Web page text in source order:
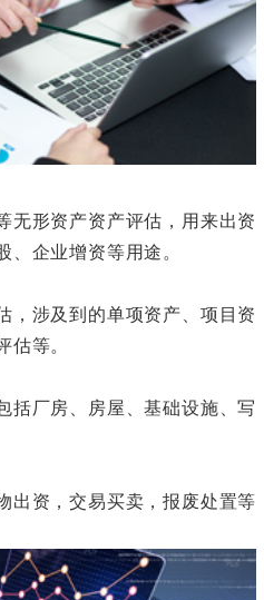
形资产资产评估，用来出资
、企业增资等用途。
涉及到的单项资产、项目资
估等。
厂房、房屋、基础设施、写
资，交易买卖，报废处置等